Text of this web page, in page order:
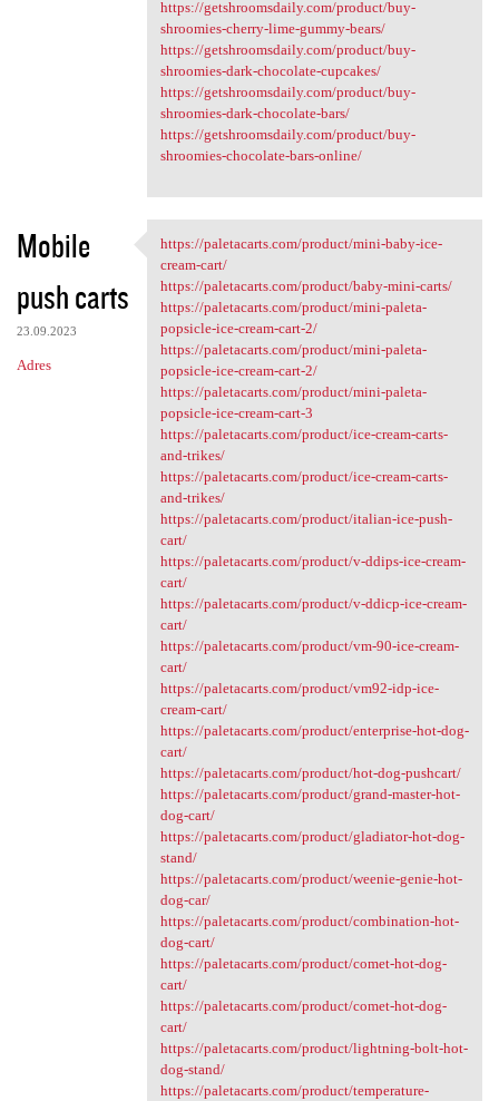
https://getshroomsdaily.com/product/buy-
shroomies-cherry-lime-gummy-bears/
https://getshroomsdaily.com/product/buy-
shroomies-dark-chocolate-cupcakes/
https://getshroomsdaily.com/product/buy-
shroomies-dark-chocolate-bars/
https://getshroomsdaily.com/product/buy-
shroomies-chocolate-bars-online/
Mobile
push carts
23.09.2023
Adres
https://paletacarts.com
https://paletacarts.com/product/mini-baby-ice-
cream-cart/
https://paletacarts.com/product/baby-mini-carts/
https://paletacarts.com/product/mini-paleta-
popsicle-ice-cream-cart-2/
https://paletacarts.com/product/mini-paleta-
popsicle-ice-cream-cart-2/
https://paletacarts.com/product/mini-paleta-
popsicle-ice-cream-cart-3
https://paletacarts.com/product/ice-cream-carts-
and-trikes/
https://paletacarts.com/product/ice-cream-carts-
and-trikes/
https://paletacarts.com/product/italian-ice-push-
cart/
https://paletacarts.com/product/v-ddips-ice-cream-
cart/
https://paletacarts.com/product/v-ddicp-ice-cream-
cart/
https://paletacarts.com/product/vm-90-ice-cream-
cart/
https://paletacarts.com/product/vm92-idp-ice-
cream-cart/
https://paletacarts.com/product/enterprise-hot-dog-
cart/
https://paletacarts.com/product/hot-dog-pushcart/
https://paletacarts.com/product/grand-master-hot-
dog-cart/
https://paletacarts.com/product/gladiator-hot-dog-
stand/
https://paletacarts.com/product/weenie-genie-hot-
dog-car/
https://paletacarts.com/product/combination-hot-
dog-cart/
https://paletacarts.com/product/comet-hot-dog-
cart/
https://paletacarts.com/product/comet-hot-dog-
cart/
https://paletacarts.com/product/lightning-bolt-hot-
dog-stand/
https://paletacarts.com/product/temperature-